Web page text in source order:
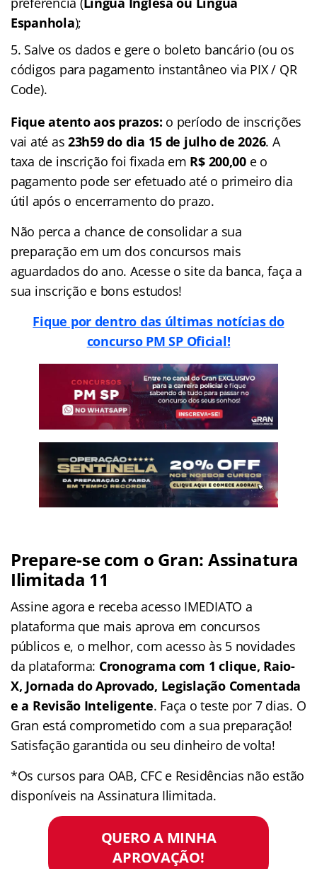
Espanhola);
Salve os dados e gere o boleto bancário (ou os
códigos para pagamento instantâneo via PIX / QR
Code).
Fique atento aos prazos: o período de inscrições
vai até as23h59 do dia 15 de julho de 2026. A
taxa de inscrição foi fixada em R$ 200,00e o
pagamento pode ser efetuado até o primeiro dia
útil após o encerramento do prazo.
Não perca a chance de consolidar a sua
preparação em um dos concursos mais
aguardados do ano. Acesse o site da banca, faça a
sua inscrição e bons estudos!
Fique por dentro das últimas notícias do
concurso PM SP Oficial!
Prepare-se com o Gran: Assinatura
Ilimitada 11
Assine agora e receba acesso IMEDIATO a
plataforma que mais aprova em concursos
públicos e, o melhor, com acesso às 5 novidades
da plataforma: Cronograma com 1 clique, Raio-
X, Jornada do Aprovado, Legislação Comentada
e a Revisão Inteligente. Faça o teste por 7 dias. O
Gran está comprometido com a sua preparação!
Satisfação garantida ou seu dinheiro de volta!
*Os cursos para OAB, CFC e Residências não estão
disponíveis na Assinatura Ilimitada.
QUERO A MINHA
APROVAÇÃO!